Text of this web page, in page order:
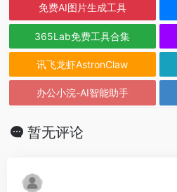
免费AI图片生成工具
365Lab免费工具合集
讯飞龙虾AstronClaw
办公小浣-AI智能助手
暂无评论